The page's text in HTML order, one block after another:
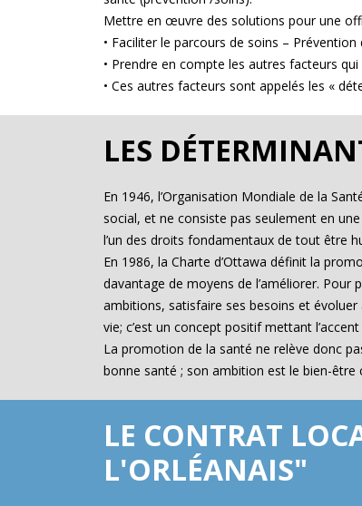
Mettre en œuvre des solutions pour une
• Faciliter le parcours de soins –
• Prendre en compte les autres facteurs
• Ces autres facteurs sont appelés les «
LES
En 1946, l’Organisation Mondiale de la
social, et ne consiste pas seulement en
l’un des droits fondamentaux de tout être
En 1986, la Charte d’Ottawa définit la
davantage de moyens de l’améliorer.
ambitions, satisfaire ses besoins et
vie; c’est un concept positif mettant
La promotion de la santé ne relève donc
bonne santé ; son ambition est le bien-être
LE CONTRAT
L'ORLÉANAIS"